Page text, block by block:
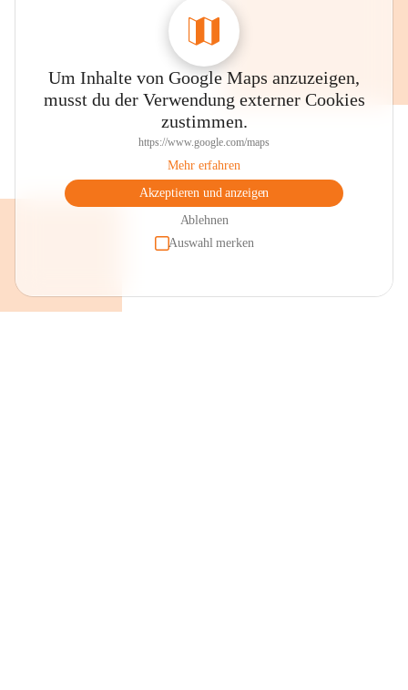
Um Inhalte von Google Maps anzuzeigen,
musst du der Verwendung externer Cookies
zustimmen.
https://www.google.com/maps
Mehr erfahren
Akzeptieren und anzeigen
Ablehnen
Auswahl merken